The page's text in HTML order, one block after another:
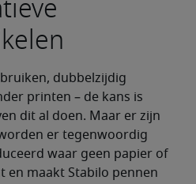
dubbelzijdig
printen – de kans is
dit al doen. Maar er zijn
er tegenwoordig
waar geen papier of
en maakt Stabilo pennen